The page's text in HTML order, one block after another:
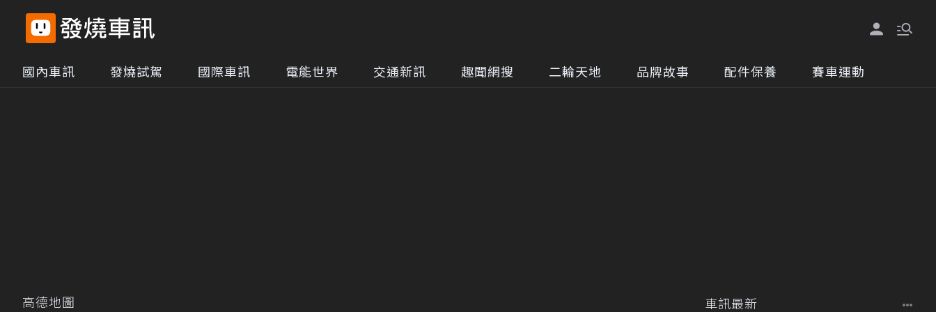
國內車訊 發燒試駕 國際車訊 電能世界 交通新訊 趣聞網搜 二輪天地 品牌故事 配件保養 賽車運動
高德地圖 車訊最新